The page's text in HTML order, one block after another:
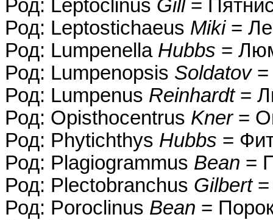
Род: Leptoclinus Gill=
Род: Leptostichaeus Miki=
Род: Lumpenella Hubbs =
Род: Lumpenopsis Soldatov=
Род: Lumpenus Reinhardt=
Род: Opisthocentrus Kner=
Род: Phytichthys Hubbs =
Род: Plagiogrammus Bean =
Род: Plectobranchus Gilbert=
Род: Poroclinus Bean =